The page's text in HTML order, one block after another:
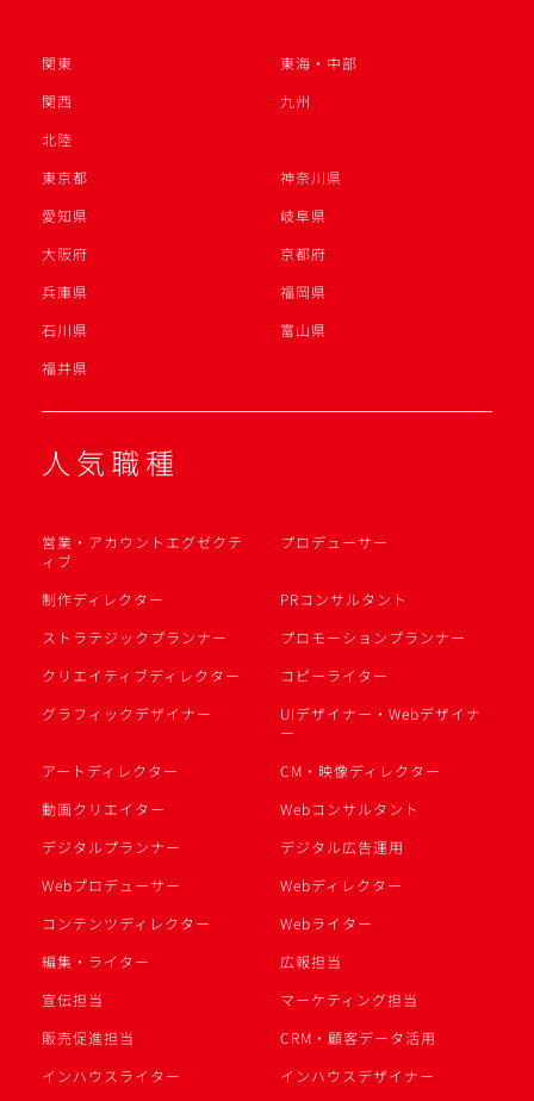
関東
東海・中部
関西
九州
北陸
東京都
神奈川県
愛知県
岐阜県
大阪府
京都府
兵庫県
福岡県
石川県
富山県
福井県
人気職種
営業・アカウントエグゼクテ
ィブ
プロデューサー
制作ディレクター
PRコンサルタント
ストラテジックプランナー
プロモーションプランナー
クリエイティブディレクター
コピーライター
グラフィックデザイナー
UIデザイナー・Webデザイナ
ー
アートディレクター
CM・映像ディレクター
動画クリエイター
Webコンサルタント
デジタルプランナー
デジタル広告運用
Webプロデューサー
Webディレクター
コンテンツディレクター
Webライター
編集・ライター
広報担当
宣伝担当
マーケティング担当
販売促進担当
CRM・顧客データ活用
インハウスライター
インハウスデザイナー